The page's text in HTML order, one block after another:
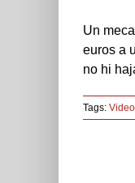
Un
euros a
no hi
Tags: Video